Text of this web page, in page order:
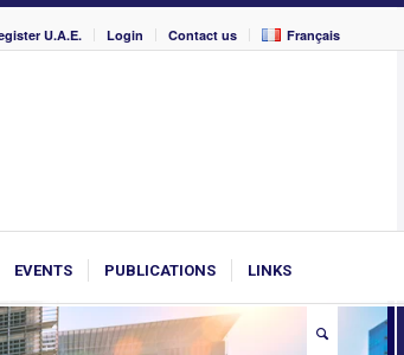
U.A.E. Login Contact us Français
EVENTS PUBLICATIONS LINKS